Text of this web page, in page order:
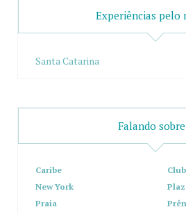
Experiências pelo
Santa Catarina
Falando
Caribe
New York
Praia